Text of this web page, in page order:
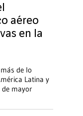
aéreo
en la
de lo
Latina y
de mayor